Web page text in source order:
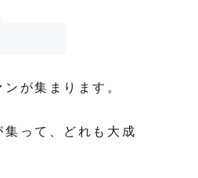
が集まります。
って、どれも大成